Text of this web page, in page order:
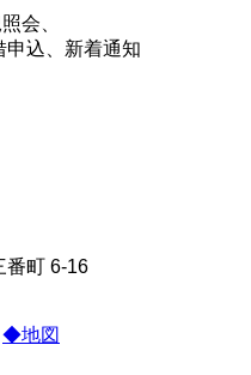
会、
込、新着通知
町 6-16
◆地図